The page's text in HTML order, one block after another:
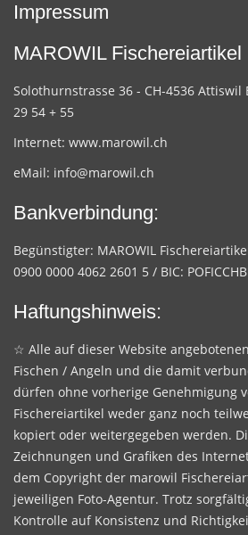
Impressum
MAROWIL Fischereiartikel
Solothurnstrasse 36 - CH-4536 Attiswil
29 54 + 55
Internet: www.marowil.ch
eMail: info@marowil.ch
Bankverbindung:
Begünstigter: MAROWIL
0900 0000 4062 2601 5 / BIC:
Haftungshinweis:
☆ Alle auf dieser Website
Fischen / Angeln und die damit
dürfen ohne vorherige Genehmigung
Fischereiartikel weder ganz noch
kopiert oder weitergegeben werden.
Zeichnungen und Grafiken des
dem Copyright der marowil
jeweiligen Foto-Agentur. Trotz
Kontrolle auf Konsistenz und